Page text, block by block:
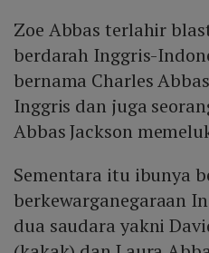
Zoe Abbas terlahir
berdarah Inggris-
bernama Charles
Inggris dan juga
Abbas Jackson
Sementara itu ibunya
berkewarganegaraan
dua saudara yakni